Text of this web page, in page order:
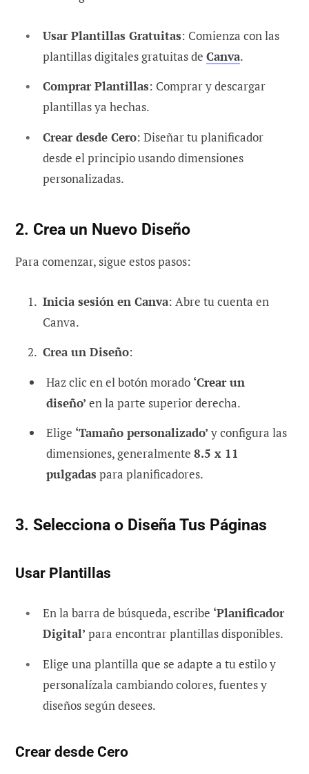
Usar Plantillas Gratuitas: Comienza con las
plantillas digitales gratuitas de Canva.
Comprar Plantillas: Comprar y descargar
plantillas ya hechas.
Crear desde Cero: Diseñar tu planificador
desde el principio usando dimensiones
personalizadas.
2. Crea un Nuevo Diseño
Para comenzar, sigue estos pasos:
Inicia sesión en Canva: Abre tu cuenta en
Canva.
Crea un Diseño:
Haz clic en el botón morado ‘Crear un
diseño’ en la parte superior derecha.
Elige ‘Tamaño personalizado’ y configura las
dimensiones, generalmente 8.5 x 11
pulgadas para planificadores.
3. Selecciona o Diseña Tus Páginas
Usar Plantillas
En la barra de búsqueda, escribe ‘Planificador
Digital’ para encontrar plantillas disponibles.
Elige una plantilla que se adapte a tu estilo y
personalízala cambiando colores, fuentes y
diseños según desees.
Crear desde Cero